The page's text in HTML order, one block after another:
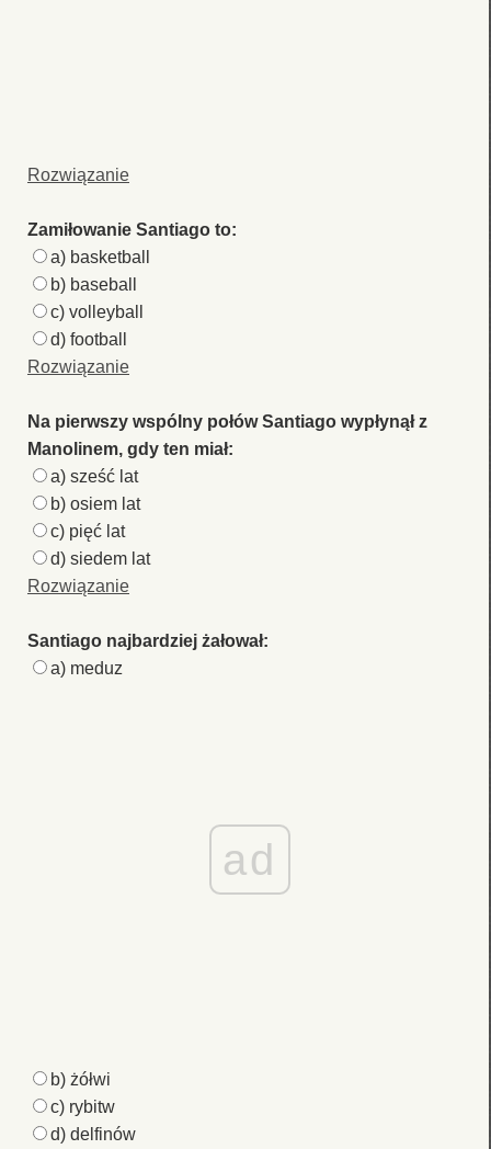
Rozwiązanie
Zamiłowanie Santiago to:
a) basketball
b) baseball
c) volleyball
d) football
Rozwiązanie
Na pierwszy wspólny połów Santiago wypłynął z
Manolinem, gdy ten miał:
a) sześć lat
b) osiem lat
c) pięć lat
d) siedem lat
Rozwiązanie
Santiago najbardziej żałował:
a) meduz
ad
b) żółwi
c) rybitw
d) delfinów